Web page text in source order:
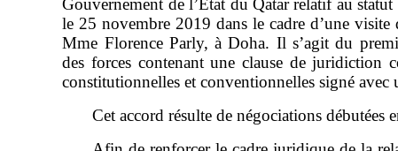
Gouvernement de l’État du Qatar relatif au statut
le 25 novembre 2019 dans le cadre d’une visite
Mme Florence Parly, à Doha. Il s’agit du
des forces contenant une clause de juridiction
constitutionnelles et conventionnelles signé avec
Cet accord résulte de négociations débutées